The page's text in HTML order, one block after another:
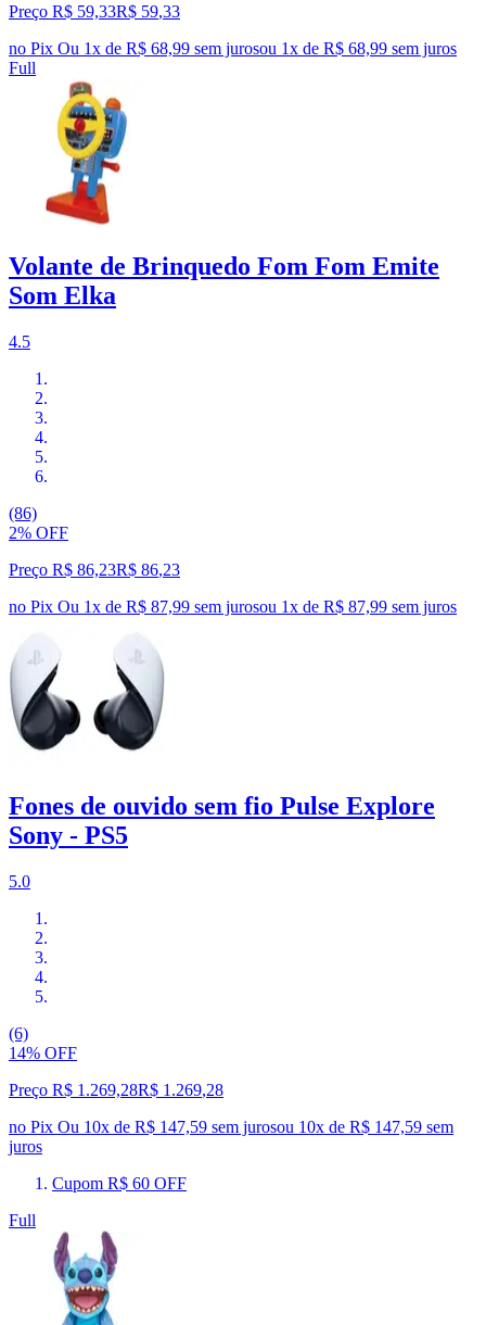
Preço R$ 59,33R$ 59,33
no Pix Ou 1x de R$ 68,99 sem jurosou 1x de R$ 68,99 sem juros
Full
Volante de Brinquedo Fom Fom Emite
Som Elka
4.5
(86)
2% OFF
Preço R$ 86,23R$ 86,23
no Pix Ou 1x de R$ 87,99 sem jurosou 1x de R$ 87,99 sem juros
Fones de ouvido sem fio Pulse Explore
Sony - PS5
5.0
(6)
14% OFF
Preço R$ 1.269,28R$ 1.269,28
no Pix Ou 10x de R$ 147,59 sem jurosou 10x de R$ 147,59 sem
juros
Cupom R$ 60 OFF
Full